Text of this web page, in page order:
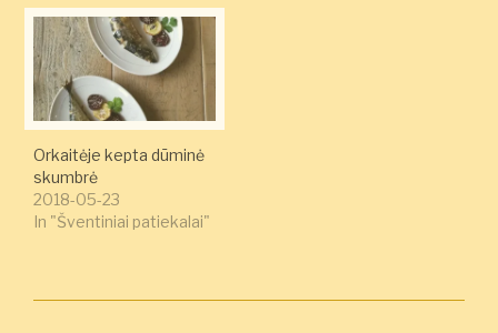
Orkaitėje kepta dūminė
skumbrė
2018-05-23
In "Šventiniai patiekalai"